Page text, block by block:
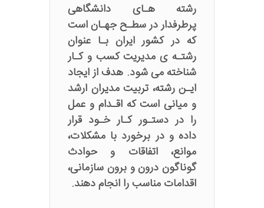
رشته هـای دانشگاهی
پرطرفدار در سطـح جهـان است
که در کشور ایران بـا عنوان
رشتـه ی مدیریت کسب و کـار
شناخته می شود. هدف از ایجاد
ایـن رشته، تربیت مدیران ارشد
و میانی است که اقـدام و عمل
را در دستـور کـار خـود قرار
داده و در برخورد با مشکلات،
موانع، اتفاقات و حوادث
گوناگون درون و برون سازمانی،
اقدامات مناسب را انجام دهند.